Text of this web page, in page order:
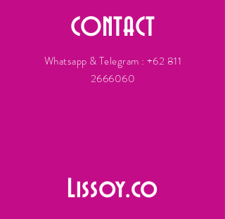
CONTACT
Whatsapp & Telegram : +62 811
2666060
Lissoy.co